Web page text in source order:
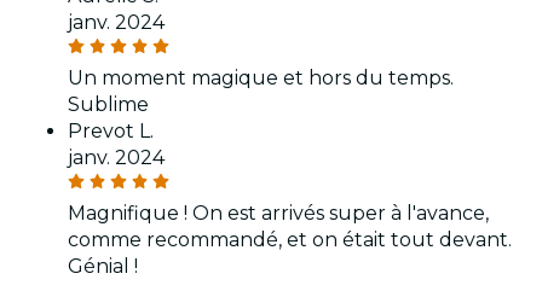
janv. 2024
Un moment magique et hors du temps.
Sublime
Prevot L.
janv. 2024
Magnifique ! On est arrivés super à l'avance,
comme recommandé, et on était tout devant.
Génial !